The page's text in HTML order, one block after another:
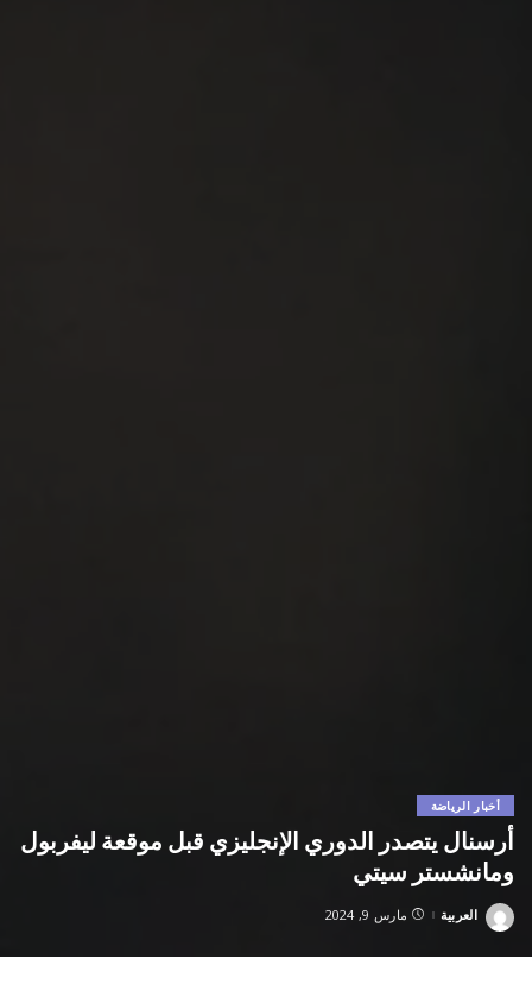
أخبار الرياضة
أرسنال يتصدر الدوري الإنجليزي قبل موقعة ليفربول
ومانشستر سيتي
Posted
العربية مارس 9, 2024